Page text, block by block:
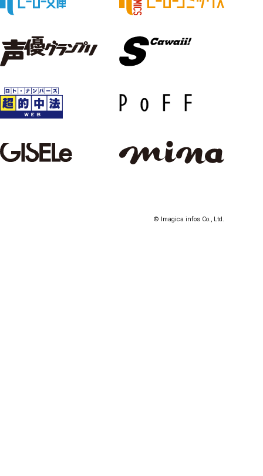
© Imagica infos Co., Ltd.